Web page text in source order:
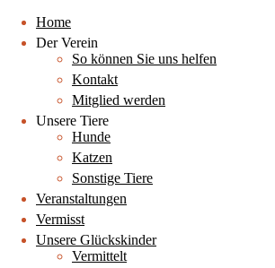
Home
Der Verein
So können Sie uns helfen
Kontakt
Mitglied werden
Unsere Tiere
Hunde
Katzen
Sonstige Tiere
Veranstaltungen
Vermisst
Unsere Glückskinder
Vermittelt